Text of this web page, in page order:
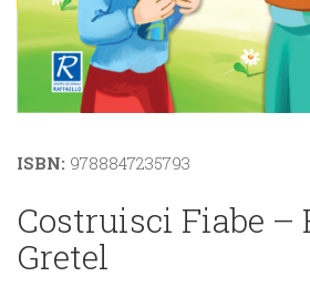
ISBN: 9788847235793
Costruisci Fiabe –
Gretel